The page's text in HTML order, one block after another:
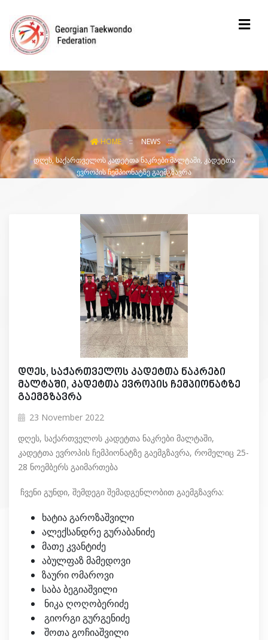
HOME
NEWS
ᲓᲦᲔᲡ, ᲡᲐᲥᲐᲠᲗᲕᲔᲚᲝᲡ ᲙᲐᲓᲔᲢᲗᲐ ᲜᲐᲙᲠᲔᲑᲘ ᲛᲐᲚᲢᲐᲨᲘ, ᲙᲐᲓᲔᲢᲗᲐ
ᲔᲕᲠᲝᲞᲘᲡ ᲩᲔᲛᲞᲘᲝᲜᲐᲢᲖᲔ ᲒᲐᲔᲛᲒᲖᲐᲕᲠᲐ
დღეს, საქართველოს კადეტთა ნაკრები
მალტაში, კადეტთა ევროპის ჩემპიონატზე
გაემგზავრა
23 November 2022
დღეს, საქართველოს კადეტთა ნაკრები მალტაში,
კადეტთა ევროპის ჩემპიონატზე გაემგზავრა, რომელიც 25-
28 ნოემბერს გაიმართება
ჩვენი გუნდი, შემდეგი შემადგენლობით გაემგზავრა:
ხატია გაროზაშვილი
ალექსანდრე გურაბანიძე
მათე კვანტიძე
აბულფაზ მამედოვი
ზაური ომაროვი
საბა ბეგიაშვილი
ნიკა ღოღობერიძე
გიორგი გურგენიძე
შოთა გოჩიაშვილი